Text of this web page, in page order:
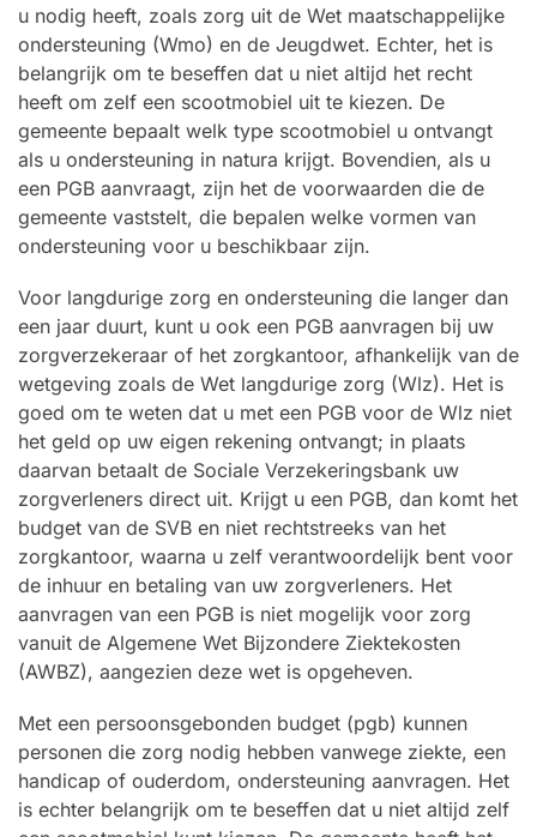
u nodig heeft, zoals zorg uit de Wet maatschappelijke
ondersteuning (Wmo) en de Jeugdwet. Echter, het is
belangrijk om te beseffen dat u niet altijd het recht
heeft om zelf een scootmobiel uit te kiezen. De
gemeente bepaalt welk type scootmobiel u ontvangt
als u ondersteuning in natura krijgt. Bovendien, als u
een PGB aanvraagt, zijn het de voorwaarden die de
gemeente vaststelt, die bepalen welke vormen van
ondersteuning voor u beschikbaar zijn.
Voor langdurige zorg en ondersteuning die langer dan
een jaar duurt, kunt u ook een PGB aanvragen bij uw
zorgverzekeraar of het zorgkantoor, afhankelijk van de
wetgeving zoals de Wet langdurige zorg (Wlz). Het is
goed om te weten dat u met een PGB voor de Wlz niet
het geld op uw eigen rekening ontvangt; in plaats
daarvan betaalt de Sociale Verzekeringsbank uw
zorgverleners direct uit. Krijgt u een PGB, dan komt het
budget van de SVB en niet rechtstreeks van het
zorgkantoor, waarna u zelf verantwoordelijk bent voor
de inhuur en betaling van uw zorgverleners. Het
aanvragen van een PGB is niet mogelijk voor zorg
vanuit de Algemene Wet Bijzondere Ziektekosten
(AWBZ), aangezien deze wet is opgeheven.
Met een persoonsgebonden budget (pgb) kunnen
personen die zorg nodig hebben vanwege ziekte, een
handicap of ouderdom, ondersteuning aanvragen. Het
is echter belangrijk om te beseffen dat u niet altijd zelf